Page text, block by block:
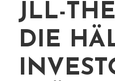
JLL-
DIE